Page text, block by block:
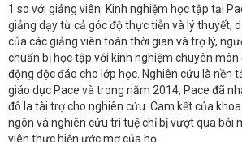
1 so với giảng viên. Kinh nghiệm học tập tại
giảng dạy từ cả góc độ thực tiễn và lý thuyết,
của các giảng viên toàn thời gian và trợ lý,
chuẩn bị học tập với kinh nghiệm chuyên
động độc đáo cho lớp học. Nghiên cứu là nền
giáo dục Pace và trong năm 2014, Pace đã
đô la tài trợ cho nghiên cứu. Cam kết của
ngôn và nghiên cứu trí tuệ chỉ bị vượt qua bởi
viên thực hiện ước mơ của họ.